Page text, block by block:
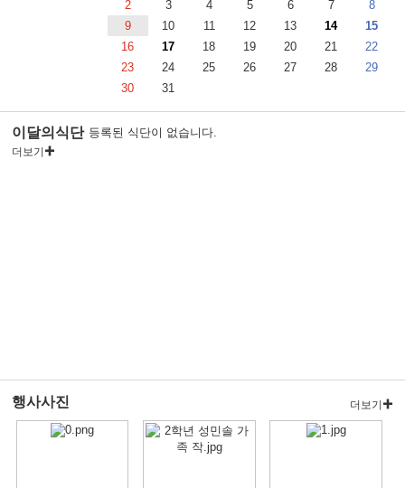
2
3 4 5 6 7
8
9
10 11 12 13 14
15
16
17 18 19 20 21
22
23
24 25 26 27 28
29
30
31
이달의식단
더보기
등록된 식단이 없습니다.
행사사진 더보기